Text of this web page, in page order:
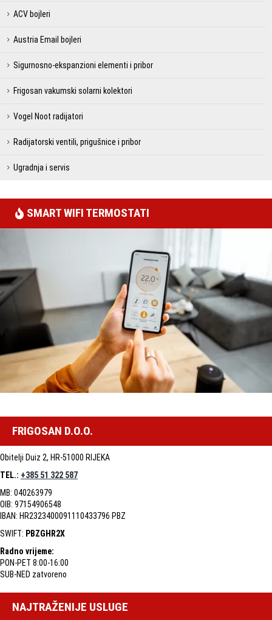
ACV bojleri
Austria Email bojleri
Sigurnosno-ekspanzioni elementi i pribor
Frigosan vakumski solarni kolektori
Vogel Noot radijatori
Radijatorski ventili, prigušnice i pribor
Ugradnja i servis
SMART WIFI TERMOSTATI
FRIGOSAN D.O.O.
Obitelji Duiz 2, HR-51000 RIJEKA
TEL.: +385 51 322 587
MB: 040263979
OIB: 97154906548
IBAN: HR2323400091110433796 PBZ
SWIFT: PBZGHR2X
Radno vrijeme:
PON-PET 8:00-16:00
SUB-NED zatvoreno
NAJTRAŽENIJE USLUGE